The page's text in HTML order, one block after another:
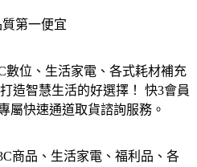
第一便宜
數位、生活家電、各式耗材補充
造智慧生活的好選擇！ 快3會員
屬快速通道取貨諮詢服務。
商品、生活家電、福利品、各